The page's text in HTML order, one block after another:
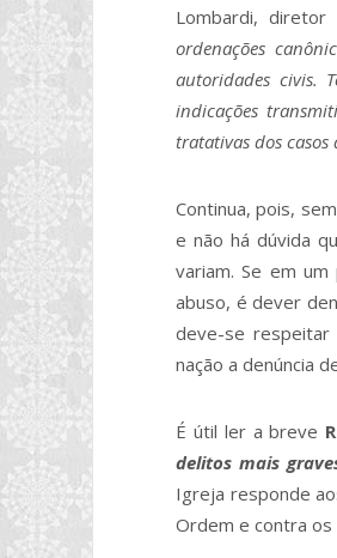
Lombardi,
ordenações
autoridades civis.
indicações
tratativas dos
Continua, pois,
e não há dúvida
variam. Se em
abuso, é dever
deve-se respeitar
nação a denúncia
É útil ler a breve
delitos mais
Igreja responde
Ordem e contra